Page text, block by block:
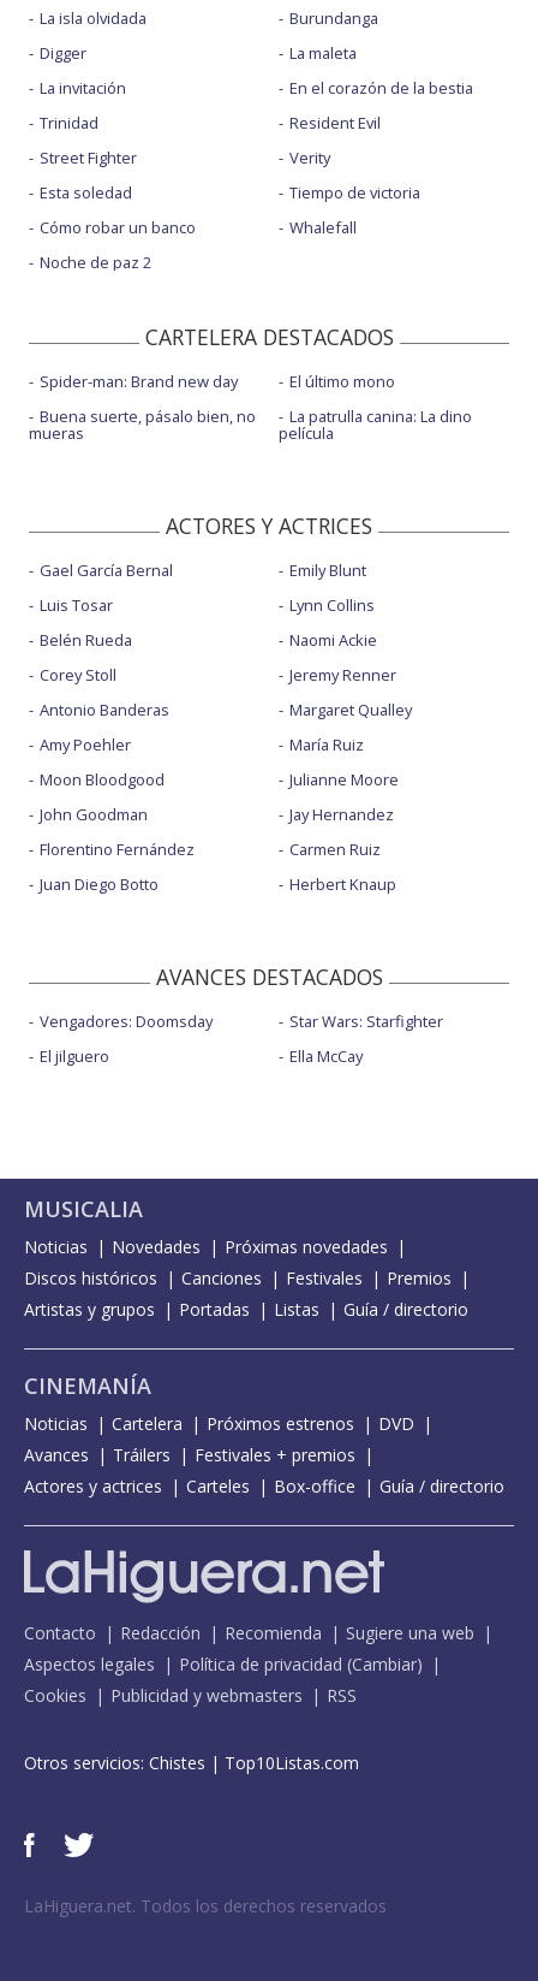
La isla olvidada
Digger
La invitación
Trinidad
Street Fighter
Esta soledad
Cómo robar un banco
Noche de paz 2
Burundanga
La maleta
En el corazón de la bestia
Resident Evil
Verity
Tiempo de victoria
Whalefall
CARTELERA DESTACADOS
Spider-man: Brand new day
Buena suerte, pásalo bien, no
mueras
El último mono
La patrulla canina: La dino
película
ACTORES Y ACTRICES
Gael García Bernal
Luis Tosar
Belén Rueda
Corey Stoll
Antonio Banderas
Amy Poehler
Moon Bloodgood
John Goodman
Florentino Fernández
Juan Diego Botto
Emily Blunt
Lynn Collins
Naomi Ackie
Jeremy Renner
Margaret Qualley
María Ruiz
Julianne Moore
Jay Hernandez
Carmen Ruiz
Herbert Knaup
AVANCES DESTACADOS
Vengadores: Doomsday
El jilguero
Star Wars: Starfighter
Ella McCay
MUSICALIA
Noticias Novedades
Próximas novedades
Discos históricos
Canciones Festivales
Premios
Artistas y grupos
Portadas Listas Guía / directorio
CINEMANÍA
Noticias Cartelera Próximos estrenos
DVD
Avances
Tráilers
Festivales + premios
Actores y actrices
Carteles Box-office Guía / directorio
Contacto Redacción Recomienda
Sugiere una web
Aspectos legales
Política de privacidad (Cambiar)
Cookies
Publicidad y webmasters RSS
Otros servicios: Chistes | Top10Listas.com
LaHiguera.net. Todos los derechos reservados